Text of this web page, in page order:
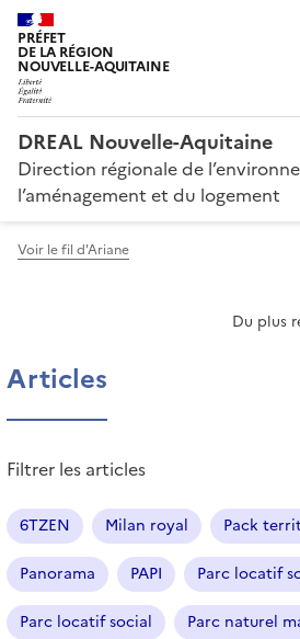
PRÉFET
DE LA RÉGION
NOUVELLE-AQUITAINE
DREAL Nouvelle-Aquitaine
Direction régionale de
l’aménagement et du logement
Voir le fil d'Ariane
T
r
t
i
c
l
e
Du plus
Articles
Filtrer les articles
6TZEN Milan royal Pack
Panorama PAPI Parc locatif
Parc locatif social Parc naturel